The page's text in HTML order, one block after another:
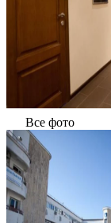
Все фото